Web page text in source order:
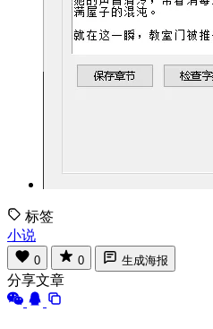
标签
小说
0 0 生成海报
分享文章